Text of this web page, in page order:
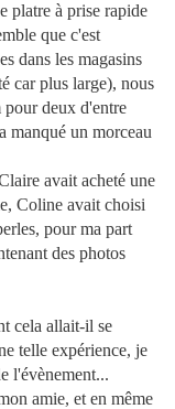
platre à prise rapide
que c'est
dans les magasins
car plus large), nous
pour deux d'entre
manqué un morceau
avait acheté une
Coline avait choisi
pour ma part
des photos
cela allait-il se
telle expérience, je
l'évènement...
amie, et en même